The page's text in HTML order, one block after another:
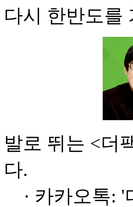
다시 한반도를
발로 뛰는 <더
다.
· 카카오톡: